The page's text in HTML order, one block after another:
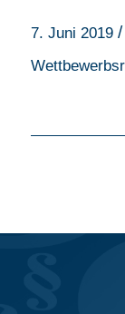
7. Juni 2019 /